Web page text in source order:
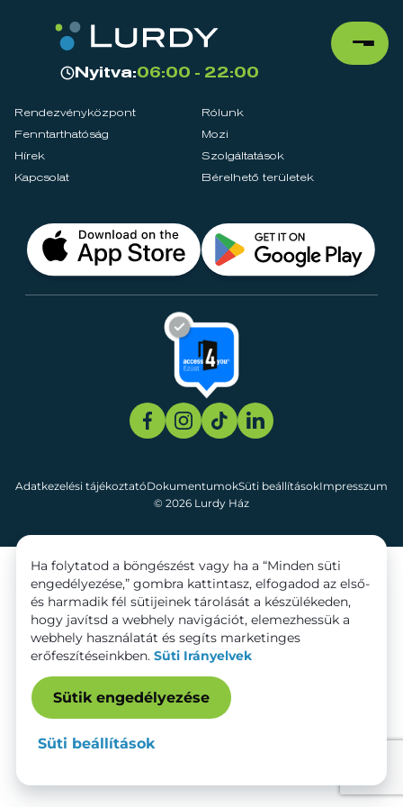
Nyitva:06:00 - 22:00
Rendezvényközpont
Rólunk
Fenntarthatóság
Mozi
Hírek
Szolgáltatások
Kapcsolat
Bérelhető területek
© 2026 Lurdy Ház
Adatkezelési tájékoztatóDokumentumokSüti beállításokImpresszum
Ha folytatod a böngészést vagy ha a “Minden süti
engedélyezése,” gombra kattintasz, elfogadod az első-
és harmadik fél sütijeinek tárolását a készülékeden,
hogy javítsd a webhely navigációt, elemezhessük a
webhely használatát és segíts marketinges
erőfeszítéseinkben. Süti Irányelvek
Sütik engedélyezése
Süti beállítások